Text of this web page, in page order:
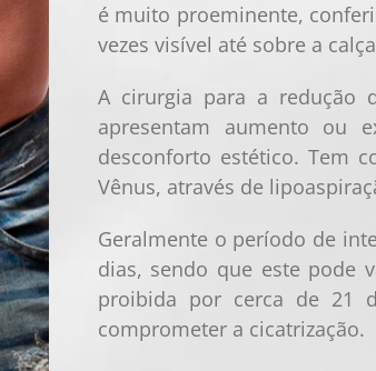
é muito proeminente,
vezes visível até sobre a
A cirurgia para a redução
apresentam aumento ou
desconforto estético. Tem
Vênus, através de
Geralmente o período de
dias, sendo que este pode
proibida por cerca de 21
comprometer a cicatrização.